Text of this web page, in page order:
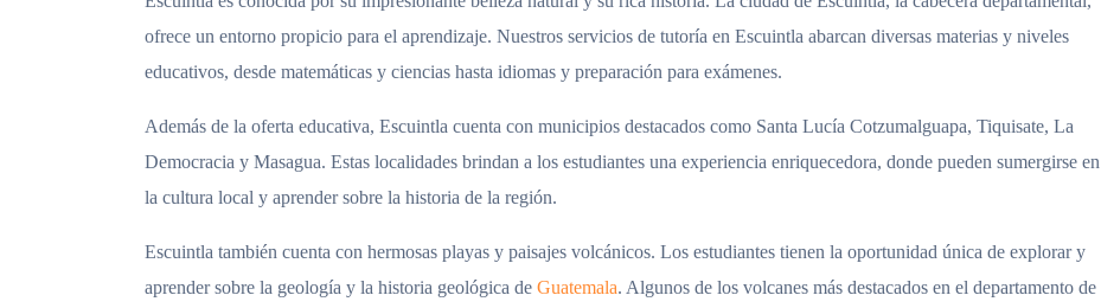
ofrece un entorno propicio para el aprendizaje. Nuestros servicios de tutoría en Escuintla abarcan diversas materias y niveles
educativos, desde matemáticas y ciencias hasta idiomas y preparación para exámenes.
Además de la oferta educativa, Escuintla cuenta con municipios destacados como Santa Lucía Cotzumalguapa, Tiquisate, La
Democracia y Masagua. Estas localidades brindan a los estudiantes una experiencia enriquecedora, donde pueden sumergirse en
la cultura local y aprender sobre la historia de la región.
Escuintla también cuenta con hermosas playas y paisajes volcánicos. Los estudiantes tienen la oportunidad única de explorar y
aprender sobre la geología y la historia geológica de Guatemala. Algunos de los volcanes más destacados en el departamento de